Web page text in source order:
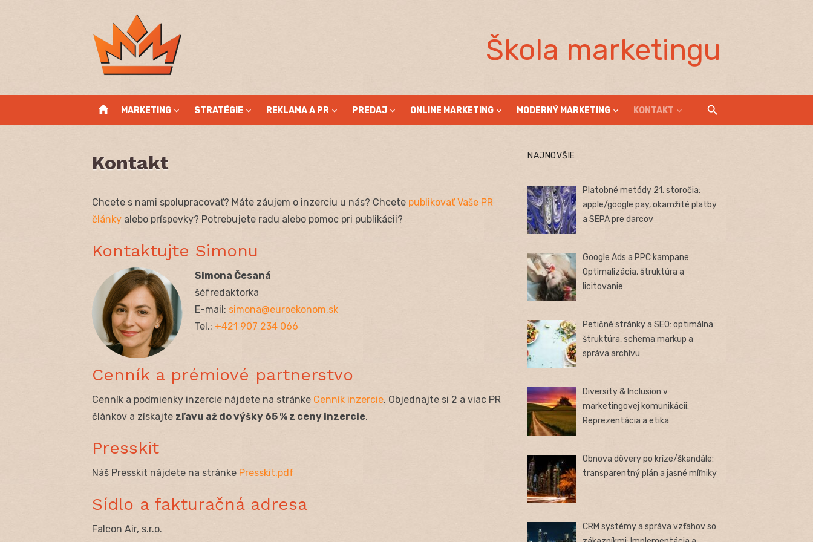
Škola marketingu
home MARKETING STRATÉGIE REKLAMA A PR PREDAJ ONLINE MARKETING MODERNÝ MARKETING KONTAKT
Kontakt
Chcete s nami spolupracovať? Máte záujem o inzerciu u nás? Chcete publikovať Vaše PR
články alebo príspevky? Potrebujete radu alebo pomoc pri publikácii?
Kontaktujte Simonu
Simona Česaná
šéfredaktorka
E-mail: simona@euroekonom.sk
Tel.: +421 907 234 066
Cenník a prémiové partnerstvo
Cenník a podmienky inzercie nájdete na stránke Cenník inzercie. Objednajte si 2 a viac PR
článkov a získajte zľavu až do výšky 65 % z ceny inzercie.
Presskit
Náš Presskit nájdete na stránke Presskit.pdf
Sídlo a fakturačná adresa
Falcon Air, s.r.o.
NAJNOVŠIE
Platobné metódy 21. storočia:
apple/google pay, okamžité platby
a SEPA pre darcov
Google Ads a PPC kampane:
Optimalizácia, štruktúra a
licitovanie
Petičné stránky a SEO: optimálna
štruktúra, schema markup a
správa archívu
Diversity & Inclusion v
marketingovej komunikácii:
Reprezentácia a etika
Obnova dôvery po kríze/škandále:
transparentný plán a jasné míľniky
CRM systémy a správa vzťahov so